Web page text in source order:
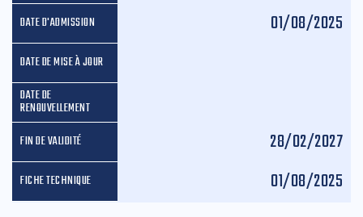
01/08/2025
28/02/2027
01/08/2025